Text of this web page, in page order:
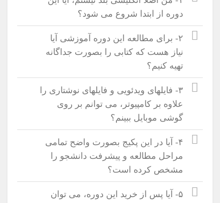
دوره از ابتدا شروع می شود؟
۲- برای مطالعه این دوره آموزشی آیا
نیاز هست که کتابی را بصورت جداگانه
تهیه کنیم؟
۳- فایلهای ویدئویی و فایلهای نوشتاری را
علاوه بر کامپیوتر، می توانم بر روی
گوشی موبایل ببینم؟
۴- آیا در این پکیج بصورت واضح تمامی
مراحل مطالعه و پیشرفت دانشجو را
مشخص کرده است؟
۵- آیا پس از خرید این دوره، می توان